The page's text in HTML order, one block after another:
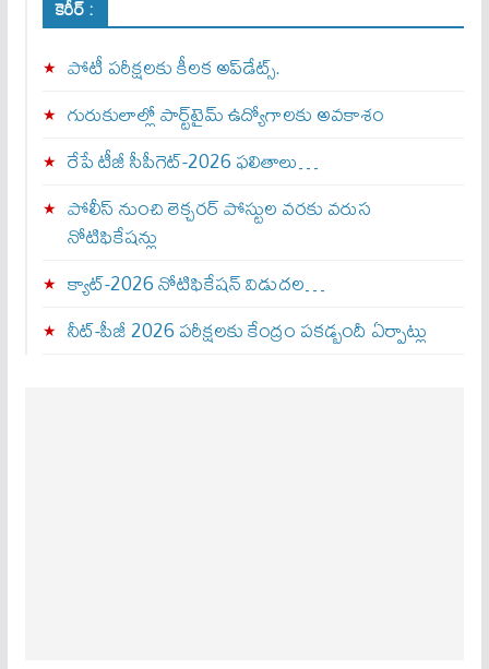
కెరీర్ :
పోటీ పరీక్షలకు కీలక అప్‌డేట్స్.
గురుకులాల్లో పార్ట్‌టైమ్ ఉద్యోగాలకు అవకాశం
రేపే టీజీ సీపీగెట్‌-2026 ఫలితాలు…
పోలీస్ నుంచి లెక్చరర్ పోస్టుల వరకు వరుస
నోటిఫికేషన్లు
క్యాట్-2026 నోటిఫికేషన్ విడుదల…
నీట్-పీజీ 2026 పరీక్షలకు కేంద్రం పకడ్బందీ ఏర్పాట్లు